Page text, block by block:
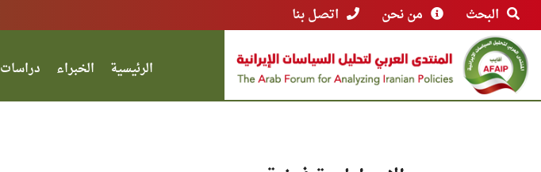
البحث من نحن اتصل بنا
الرئيسية الخبراء دراسات